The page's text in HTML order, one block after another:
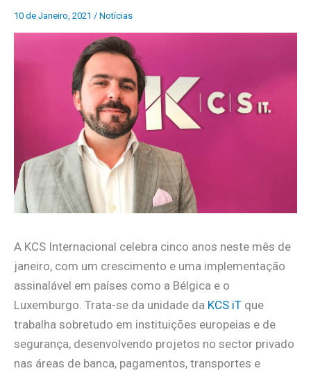
10 de Janeiro, 2021 / Notícias
A KCS Internacional celebra cinco anos neste mês de
janeiro, com um crescimento e uma implementação
assinalável em países como a Bélgica e o
Luxemburgo. Trata-se da unidade da KCS iT que
trabalha sobretudo em instituições europeias e de
segurança, desenvolvendo projetos no sector privado
nas áreas de banca, pagamentos, transportes e